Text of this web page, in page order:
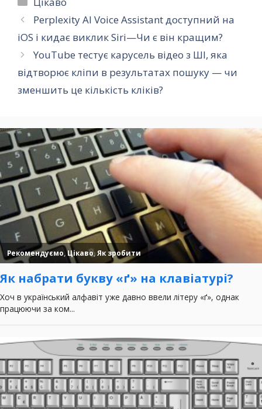
Perplexity AI Voice Assistant доступний на
iOS і кидає виклик Siri—Чи є він кращим?
YouTube тестує карусель відео з ШІ, яка
відтворює кліпи в результатах пошуку — чи
зменшить це кількість кліків?